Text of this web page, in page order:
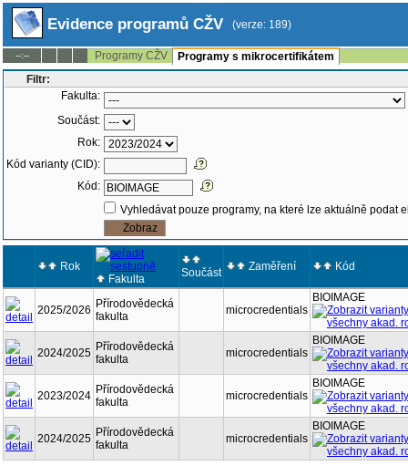
Evidence programů CŽV (verze: 189)
--:-- Programy CŽV
Programy s mikrocertifikátem
Filtr:
Fakulta:
Součást:
Rok:
Kód varianty (CID):
Kód:
Vyhledávat pouze programy, na které lze aktuálně podat
Rok
Fakulta
Součást Zaměření Kód
2025/2026 Přírodovědecká
fakulta
microcredentials
BIOIMAGE
2024/2025 Přírodovědecká
fakulta
microcredentials
BIOIMAGE
2023/2024 Přírodovědecká
fakulta
microcredentials
BIOIMAGE
2024/2025 Přírodovědecká
fakulta
microcredentials
BIOIMAGE